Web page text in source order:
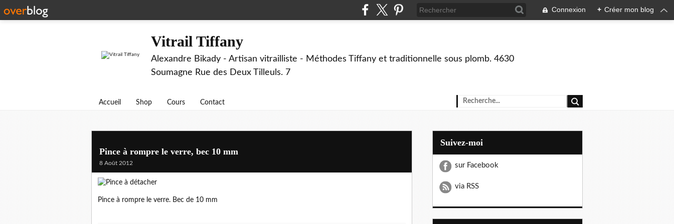
Connexion + Créer mon blog
Vitrail Tiffany
Alexandre Bikady - Artisan vitrailliste - Méthodes Tiffany et traditionnelle sous plomb. 4630
Soumagne Rue des Deux Tilleuls. 7
Accueil Shop Cours Contact
Pince à rompre le verre, bec 10 mm
8 Août 2012
Pince à rompre le verre. Bec de 10 mm
Suivez-moi
sur Facebook
via RSS